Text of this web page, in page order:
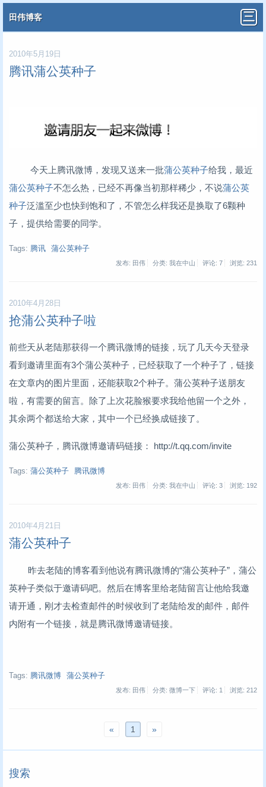
田伟博客
2010年5月19日
腾讯蒲公英种子
今天上腾讯微博，发现又送来一批蒲公英种子给我，最近
蒲公英种子不怎么热，已经不再像当初那样稀少，不说蒲公英
种子泛滥至少也快到饱和了，不管怎么样我还是换取了6颗种
子，提供给需要的同学。
Tags: 腾讯 蒲公英种子
发布: 田伟 分类: 我在中山 评论: 7 浏览: 231
2010年4月28日
抢蒲公英种子啦
前些天从老陆那获得一个腾讯微博的链接，玩了几天今天登录
看到邀请里面有3个蒲公英种子，已经获取了一个种子了，链接
在文章内的图片里面，还能获取2个种子。蒲公英种子送朋友
啦，有需要的留言。除了上次花脸猴要求我给他留一个之外，
其余两个都送给大家，其中一个已经换成链接了。
蒲公英种子，腾讯微博邀请码链接： http://t.qq.com/invite
Tags: 蒲公英种子 腾讯微博
发布: 田伟 分类: 我在中山 评论: 3 浏览: 192
2010年4月21日
蒲公英种子
昨去老陆的博客看到他说有腾讯微博的“蒲公英种子”，蒲公
英种子类似于邀请码吧。然后在博客里给老陆留言让他给我邀
请开通，刚才去检查邮件的时候收到了老陆给发的邮件，邮件
内附有一个链接，就是腾讯微博邀请链接。
Tags: 腾讯微博 蒲公英种子
发布: 田伟 分类: 微博一下 评论: 1 浏览: 212
« 1 »
搜索